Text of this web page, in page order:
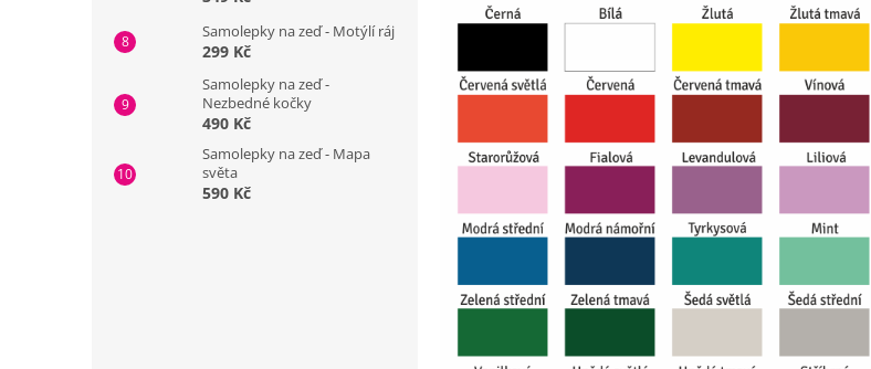
Samolepky na zeď - Motýlí ráj
299 Kč
Samolepky na zeď -
Nezbedné kočky
490 Kč
Samolepky na zeď - Mapa
světa
590 Kč